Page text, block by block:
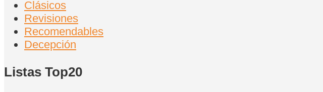
Clásicos
Revisiones
Recomendables
Decepción
Listas Top20